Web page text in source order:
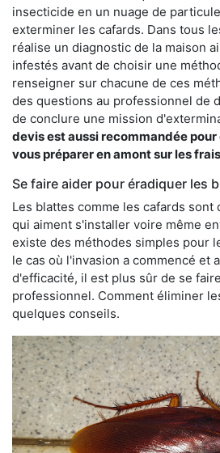
insecticide en un nuage de
exterminer les cafards. Dans tous
réalise un diagnostic de la maison
infestés avant de choisir une
renseigner sur chacune de ces
des questions au professionnel de
de conclure une mission
devis est aussi recommandée pour
vous préparer en amont sur les
Se faire aider pour éradiquer les
Les blattes comme les cafards
qui aiment s'installer voire même
existe des méthodes simples pour
le cas où l'invasion a commencé et
d'efficacité, il est plus sûr de se
professionnel. Comment éliminer
quelques conseils.